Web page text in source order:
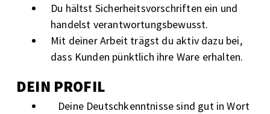
Du hältst Sicherheitsvorschriften ein und
handelst verantwortungsbewusst.
Mit deiner Arbeit trägst du aktiv dazu bei,
dass Kunden pünktlich ihre Ware erhalten.
DEIN PROFIL
Deine Deutschkenntnisse sind gut in Wort